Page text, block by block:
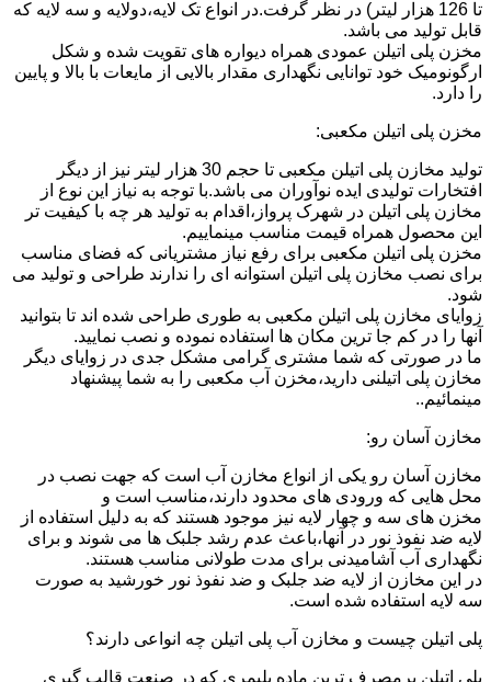
تا 126 هزار لیتر) در نظر گرفت.در انواع تک لایه،دولایه و سه لایه که
قابل تولید می باشد.
مخزن پلی اتیلن عمودی همراه دیواره های تقویت شده و شکل
ارگونومیک خود توانایی نگهداری مقدار بالایی از مایعات با بالا و پایین
را دارد.
مخزن پلی اتیلن مکعبی:
تولید مخازن پلی اتیلن مکعبی تا حجم 30 هزار لیتر نیز از دیگر
افتخارات تولیدی ایده نوآوران می باشد.با توجه به نیاز این نوع از
مخازن پلی اتیلن در شهرک پرواز،اقدام به تولید هر چه با کیفیت تر
این محصول همراه قیمت مناسب مینماییم.
مخزن پلی اتیلن مکعبی برای رفع نیاز مشتریانی که فضای مناسب
برای نصب مخازن پلی اتیلن استوانه ای را ندارند طراحی و تولید می
شود.
زوایای مخازن پلی اتیلن مکعبی به طوری طراحی شده اند تا بتوانید
آنها را در کم جا ترین مکان ها استفاده نموده و نصب نمایید.
ما در صورتی که شما مشتری گرامی مشکل جدی در زوایای دیگر
مخازن پلی اتیلنی دارید،مخزن آب مکعبی را به شما پیشنهاد
مینمائیم..
مخازن آسان رو:
مخازن آسان رو یکی از انواع مخازن آب است که جهت نصب در
محل هایی که ورودی های محدود دارند،مناسب است و
مخزن های سه و چهار لایه نیز موجود هستند که به دلیل استفاده از
لایه ضد نفوذ نور در آنها،باعث عدم رشد جلبک ها می شوند و برای
نگهداری آب آشامیدنی برای مدت طولانی مناسب هستند.
در این مخازن از لایه ضد جلبک و ضد نفوذ نور خورشید به صورت
سه لایه استفاده شده است.
پلی اتیلن چیست و مخازن آب پلی اتیلن چه انواعی دارند؟
پلی اتیلن پرمصرف ترین ماده پلیمری که در صنعت قالب گیری